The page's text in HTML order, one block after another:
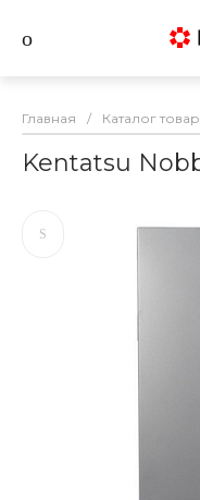
Главная / Каталог
Kentatsu